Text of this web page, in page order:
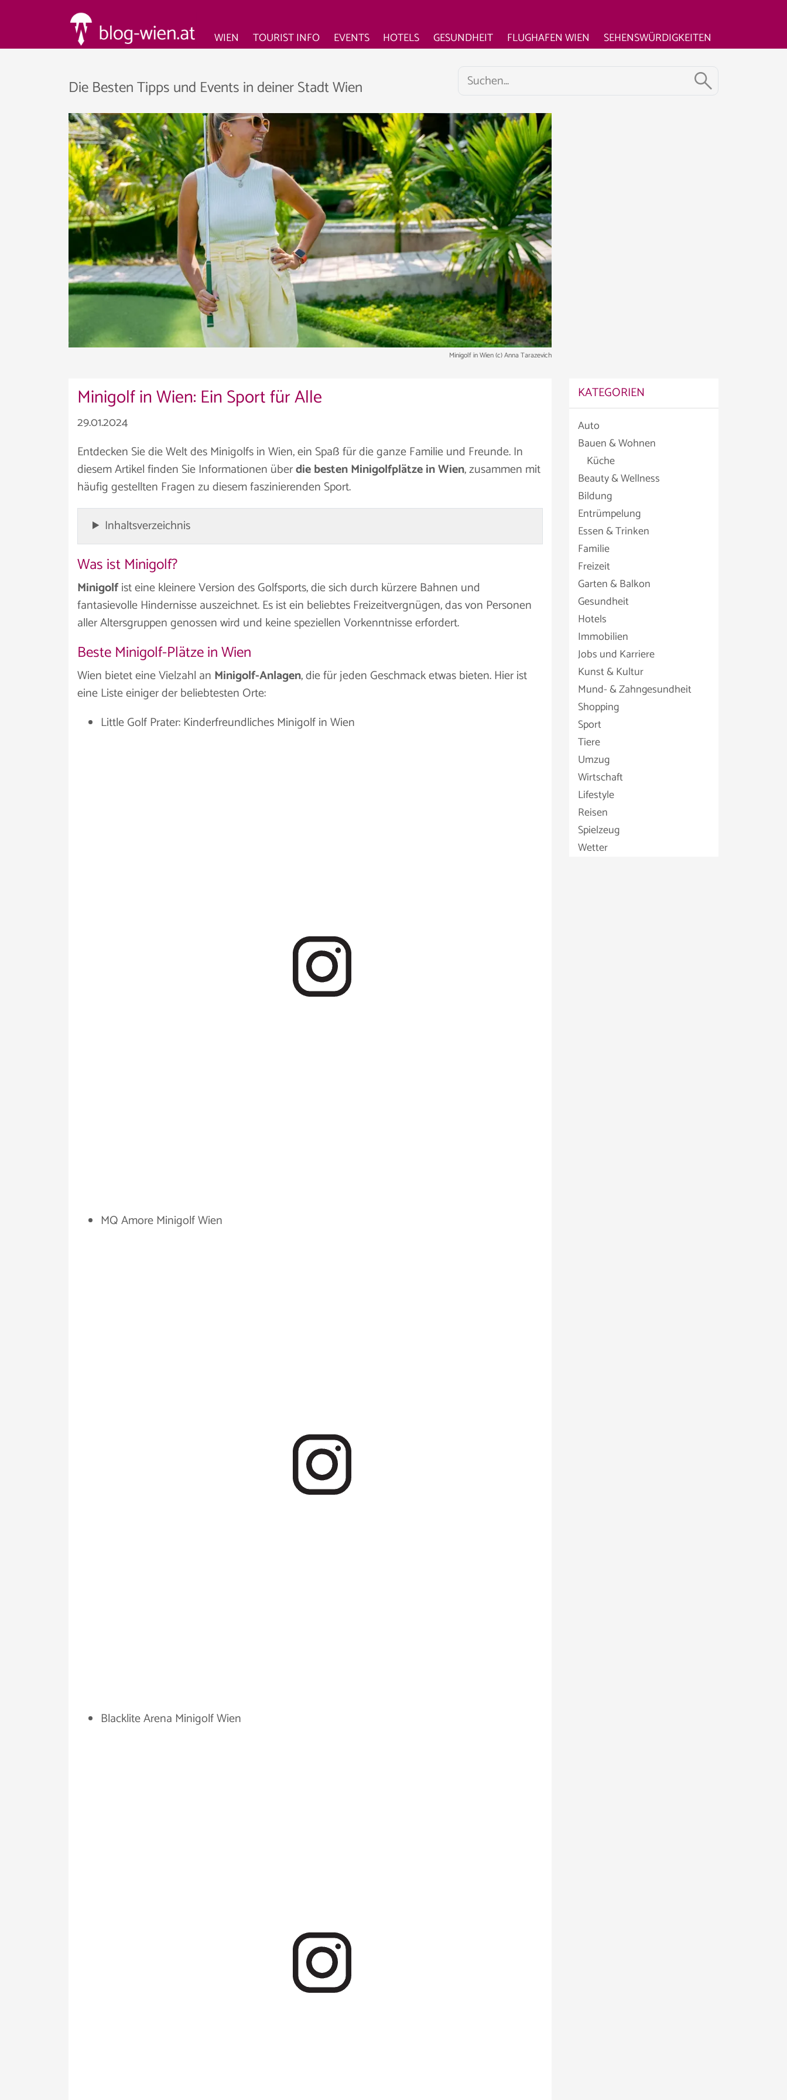
WIEN TOURIST INFO EVENTS HOTELS GESUNDHEIT FLUGHAFEN WIEN SEHENSWÜRDIGKEITEN
Die Besten Tipps und Events in deiner Stadt Wien
Minigolf in Wien (c) Anna Tarazevich
Minigolf in Wien: Ein Sport für Alle
29.01.2024
Entdecken Sie die Welt des Minigolfs in Wien, ein Spaß für die ganze Familie und Freunde. In
diesem Artikel finden Sie Informationen überdie besten Minigolfplätze in Wien, zusammen mit
häufig gestellten Fragen zu diesem faszinierenden Sport.
Inhaltsverzeichnis
Was ist Minigolf?
Minigolfist eine kleinere Version des Golfsports, die sich durch kürzere Bahnen und
fantasievolle Hindernisse auszeichnet. Es ist ein beliebtes Freizeitvergnügen, das von Personen
aller Altersgruppen genossen wird und keine speziellen Vorkenntnisse erfordert.
Beste Minigolf-Plätze in Wien
Wien bietet eine Vielzahl an Minigolf-Anlagen, die für jeden Geschmack etwas bieten. Hier ist
eine Liste einiger der beliebtesten Orte:
Little Golf Prater: Kinderfreundliches Minigolf in Wien
MQ Amore Minigolf Wien
Blacklite Arena Minigolf Wien
KATEGORIEN
Auto
Bauen & Wohnen
Küche
Beauty & Wellness
Bildung
Entrümpelung
Essen & Trinken
Familie
Freizeit
Garten & Balkon
Gesundheit
Hotels
Immobilien
Jobs und Karriere
Kunst & Kultur
Mund- & Zahngesundheit
Shopping
Sport
Tiere
Umzug
Wirtschaft
Lifestyle
Reisen
Spielzeug
Wetter